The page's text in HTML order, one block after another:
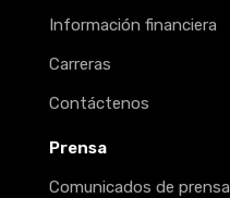
Información financiera
Carreras
Contáctenos
Prensa
Comunicados de prensa